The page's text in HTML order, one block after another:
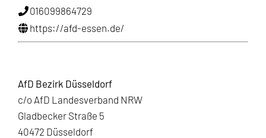
016099864729
https://afd-essen.de/
AfD Bezirk Düsseldorf
c/o AfD Landesverband NRW
Gladbecker Straße 5
40472 Düsseldorf